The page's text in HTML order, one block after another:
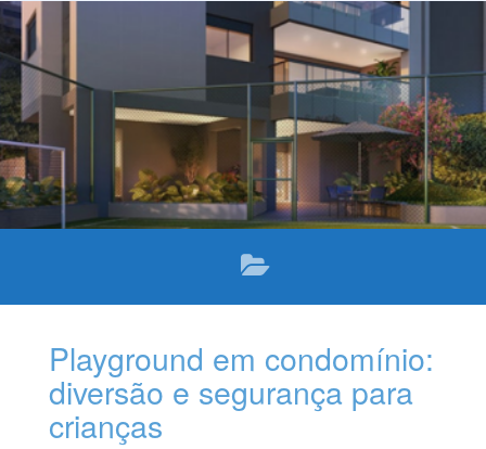
Playground em condomínio:
diversão e segurança para
crianças